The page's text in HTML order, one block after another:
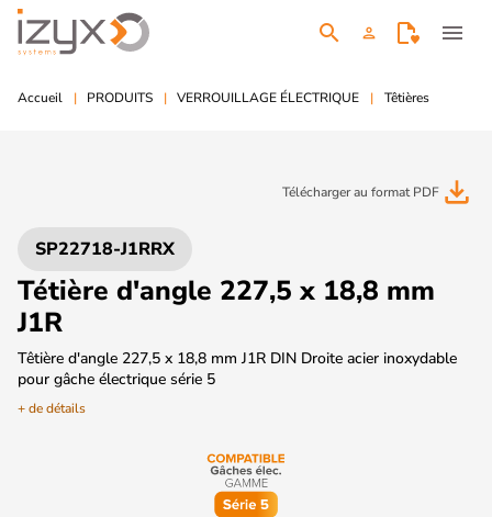
search person menu
Accueil PRODUITS VERROUILLAGE ÉLECTRIQUE Têtières
Télécharger au format PDF file_download
SP22718-J1RRX
Tétière d'angle 227,5 x 18,8 mm
J1R
Têtière d'angle 227,5 x 18,8 mm J1R DIN Droite acier inoxydable
pour gâche électrique série 5
+ de détails